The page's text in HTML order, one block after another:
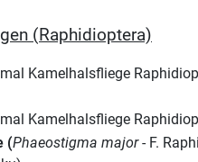
(Raphidioptera)
(Phaeostigma major- F.